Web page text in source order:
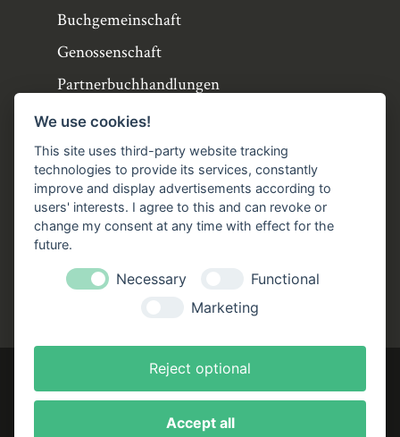
Buchgemeinschaft
Genossenschaft
Partnerbuchhandlungen
Büchergilde online
Stellenangebote
Folgen Sie uns!
FacebookInstagramYouTubeTikTok
Zustellung durch:
We use cookies!
This site uses third-party website tracking
technologies to provide its services, constantly
improve and display advertisements according to
users' interests. I agree to this and can revoke or
change my consent at any time with effect for the
future.
Necessary
Functional
Marketing
Reject optional
Accept all